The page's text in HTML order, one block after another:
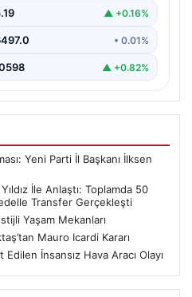
Fulham, transfer
attı. İngiltere temsilcisi,
▲ +0.16%
• 0.01%
▲ +0.82%
Yeni Parti İl Başkanı İlksen
İle Anlaştı: Toplamda 50
Transfer Gerçekleşti
Yaşam Mekanları
Mauro Icardi Kararı
İnsansız Hava Aracı Olayı